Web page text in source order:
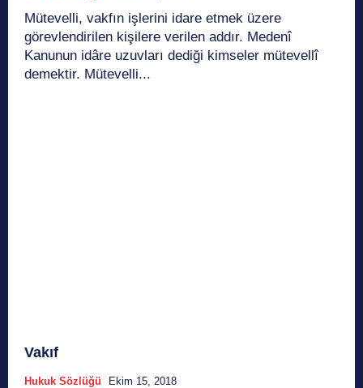
Mütevelli, vakfın işlerini idare etmek üzere
görevlendirilen kişilere verilen addır. Medenî
Kanunun idâre uzuvları dediği kimseler mütevellî
demektir. Mütevelli...
Vakıf
Hukuk Sözlüğü Ekim 15, 2018